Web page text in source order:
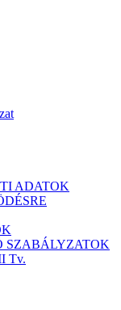
ADATOK
SZABÁLYZATOK
Tv.